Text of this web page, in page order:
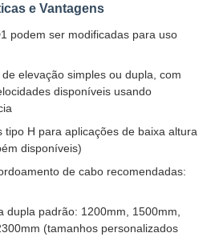
e Vantagens
podem ser modificadas para uso
elevação simples ou dupla, com
disponíveis usando
tipo H para aplicações de baixa altura
disponíveis)
de cabo recomendadas:
dupla padrão: 1200mm, 1500mm,
(tamanhos personalizados